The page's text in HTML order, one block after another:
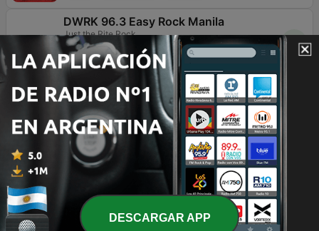
DWRK 96.3 Easy Rock Manila
Just the Rite Rock
Rock
Contemporánea para adultos
11.1K
96.3 FM
80s ALIVE
Get the Feeling
Rock
Pop / Top 40 Años 80 9.5KOnline
La FM Bogotá
Principales noticias de Colombia y el Mundo en la FM
Noticias 12.7K94.9 FM
RFM
Só grandes músicas.DESCARGAR APP